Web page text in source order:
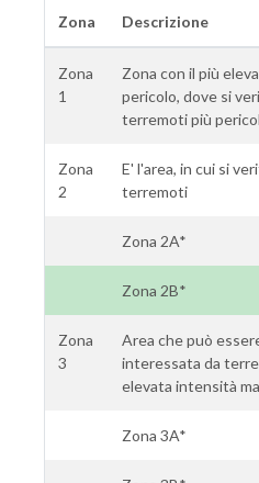
Zona Descrizione
Zona
1
Zona con il più
pericolo, dove si
terremoti più
Zona
2
E' l'area, in cui si
terremoti
Zona 2A*
Zona 2B*
Zona
3
Area che può
interessata da
elevata intensità
Zona 3A*